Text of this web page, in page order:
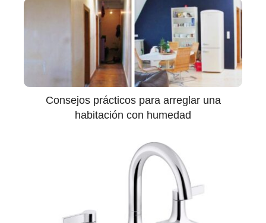
Consejos prácticos para arreglar una
habitación con humedad